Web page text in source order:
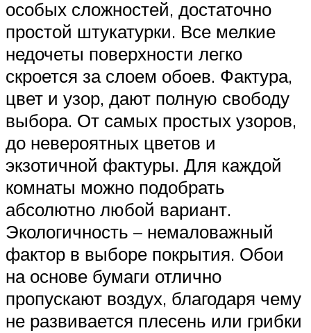
особых сложностей, достаточно
простой штукатурки. Все мелкие
недочеты поверхности легко
скроется за слоем обоев. Фактура,
цвет и узор, дают полную свободу
выбора. От самых простых узоров,
до невероятных цветов и
экзотичной фактуры. Для каждой
комнаты можно подобрать
абсолютно любой вариант.
Экологичность – немаловажный
фактор в выборе покрытия. Обои
на основе бумаги отлично
пропускают воздух, благодаря чему
не развивается плесень или грибки